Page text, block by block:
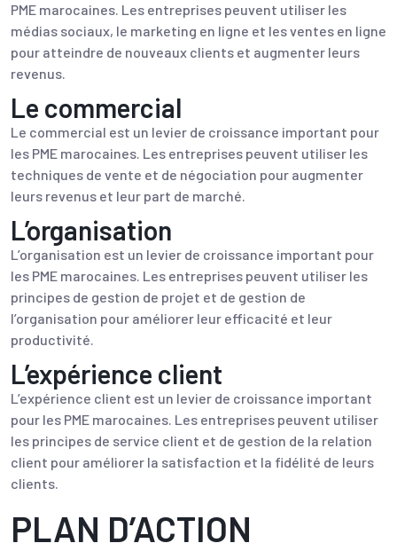
PME marocaines. Les entreprises peuvent utiliser les
médias sociaux, le marketing en ligne et les ventes en ligne
pour atteindre de nouveaux clients et augmenter leurs
revenus.
Le commercial
Le commercial est un levier de croissance important pour
les PME marocaines. Les entreprises peuvent utiliser les
techniques de vente et de négociation pour augmenter
leurs revenus et leur part de marché.
L’organisation
L’organisation est un levier de croissance important pour
les PME marocaines. Les entreprises peuvent utiliser les
principes de gestion de projet et de gestion de
l’organisation pour améliorer leur efficacité et leur
productivité.
L’expérience client
L’expérience client est un levier de croissance important
pour les PME marocaines. Les entreprises peuvent utiliser
les principes de service client et de gestion de la relation
client pour améliorer la satisfaction et la fidélité de leurs
clients.
PLAN D’ACTION